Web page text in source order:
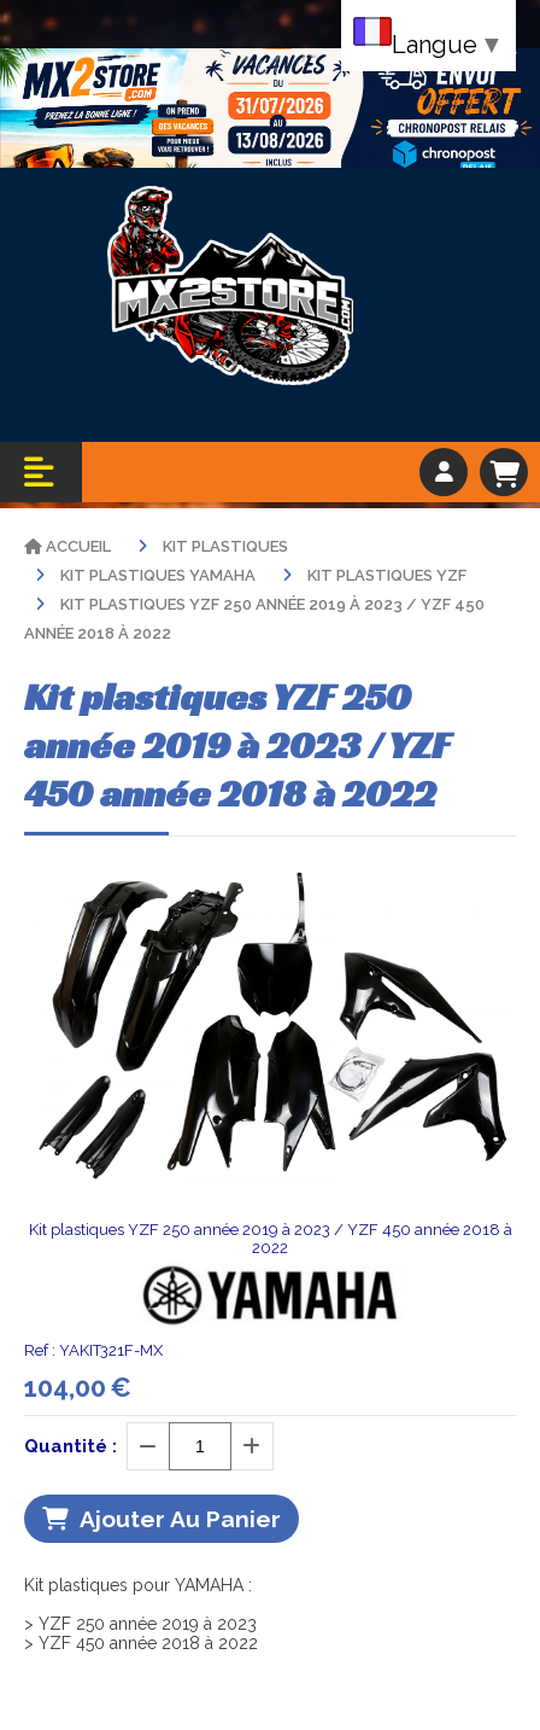
Bandeau vacance
ACCUEIL
KIT PLASTIQUES
KIT PLASTIQUES YAMAHA
KIT PLASTIQUES YZF
KIT PLASTIQUES YZF 250 ANNÉE 2019 À 2023 / YZF 450
ANNÉE 2018 À 2022
Kit plastiques YZF 250
année 2019 à 2023 / YZF
450 année 2018 à 2022
Kit plastiques YZF 250 année 2019 à 2023 / YZF 450 année 2018 à
2022
Ref : YAKIT321F-MX
104,00€
Quantité :
Ajouter Au Panier
Kit plastiques pour YAMAHA :
> YZF 250 année 2019 à 2023
> YZF 450 année 2018 à 2022
Langue ▼